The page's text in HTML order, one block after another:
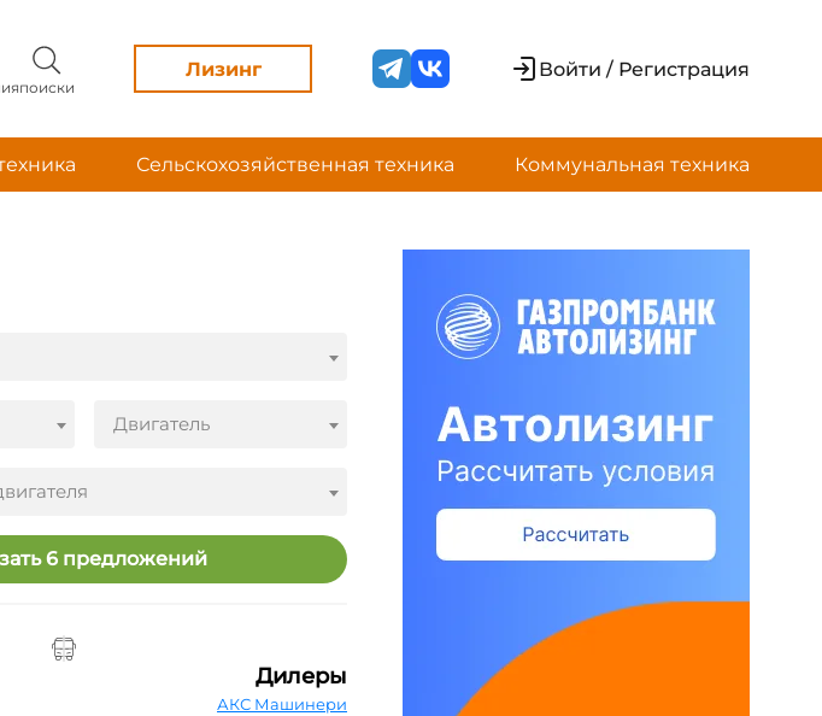
поиски
Лизинг Войти / Регистрация
Сельскохозяйственная техника Коммунальная техника
Двигатель
6 предложений
Дилеры
АКС Машинери